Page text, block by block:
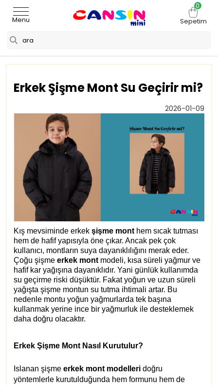
Menu
0
Sepetim
Erkek Şişme Mont Su Geçirir mi?
2026-01-09
Kış mevsiminde erkek şişme mont hem sıcak tutması
hem de hafif yapısıyla öne çıkar. Ancak pek çok
kullanıcı, montların suya dayanıklılığını merak eder.
Çoğu şişme erkek mont modeli, kısa süreli yağmur ve
hafif kar yağışına dayanıklıdır. Yani günlük kullanımda
su geçirme riski düşüktür. Fakat yoğun ve uzun süreli
yağışta şişme montun su tutma ihtimali artar. Bu
nedenle montu yoğun yağmurlarda tek başına
kullanmak yerine ince bir yağmurluk ile desteklemek
daha doğru olacaktır.
Erkek Şişme Mont Nasıl Kurutulur?
Islanan şişme erkek mont modelleri doğru
yöntemlerle kurutulduğunda hem formunu hem de